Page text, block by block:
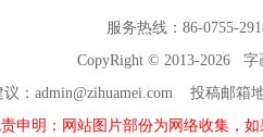
服务热线：86-0755-
CopyRight © 2013-2026 字
议：admin@zihuamei.com 投稿邮
申明：网站图片部份为网络收集，